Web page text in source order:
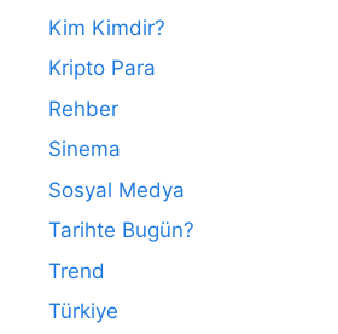
Kim Kimdir?
Kripto Para
Rehber
Sinema
Sosyal Medya
Tarihte Bugün?
Trend
Türkiye